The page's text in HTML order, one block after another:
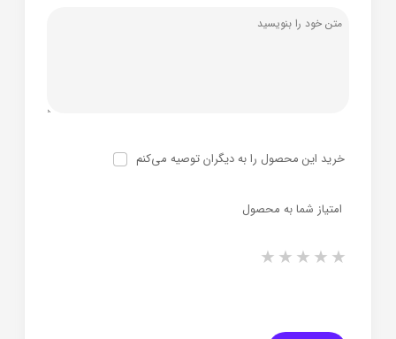
خرید این محصول را به دیگران توصیه می‌کنم
امتیاز شما به محصول
5 stars
4 stars
3 stars
2 stars